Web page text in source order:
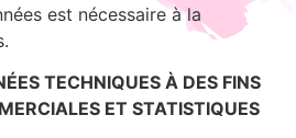
est nécessaire à la
TECHNIQUES À DES FINS
ET STATISTIQUES